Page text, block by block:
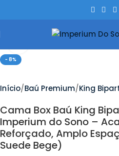
- 8%
Início Baú Premium King
Cama Box Baú King
Imperium do Sono –
Reforçado, Amplo
Suede Bege)